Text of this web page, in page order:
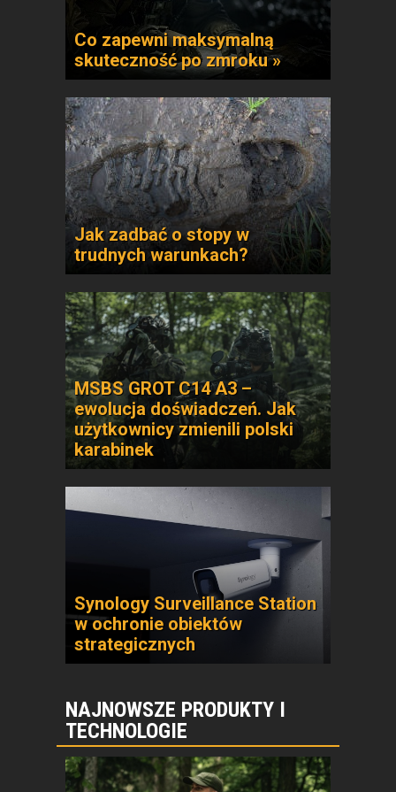
Co zapewni maksymalną
skuteczność po zmroku »
Jak zadbać o stopy w
trudnych warunkach?
MSBS GROT C14 A3 –
ewolucja doświadczeń. Jak
użytkownicy zmienili polski
karabinek
Synology Surveillance Station
w ochronie obiektów
strategicznych
NAJNOWSZE PRODUKTY I
TECHNOLOGIE